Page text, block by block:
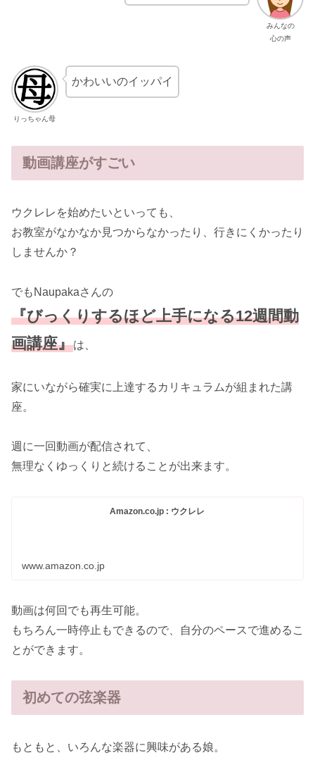
みんなの
心の声
りっちゃん母
かわいいのイッパイ
動画講座がすごい
ウクレレを始めたいといっても、
お教室がなかなか見つからなかったり、行きにくかったり
しませんか？
でもNaupakaさんの
『びっくりするほど上手になる12週間動
画講座』は、
家にいながら確実に上達するカリキュラムが組まれた講
座。
週に一回動画が配信されて、
無理なくゆっくりと続けることが出来ます。
Amazon.co.jp : ウクレレ
www.amazon.co.jp
動画は何回でも再生可能。
もちろん一時停止もできるので、自分のペースで進めるこ
とができます。
初めての弦楽器
もともと、いろんな楽器に興味がある娘。